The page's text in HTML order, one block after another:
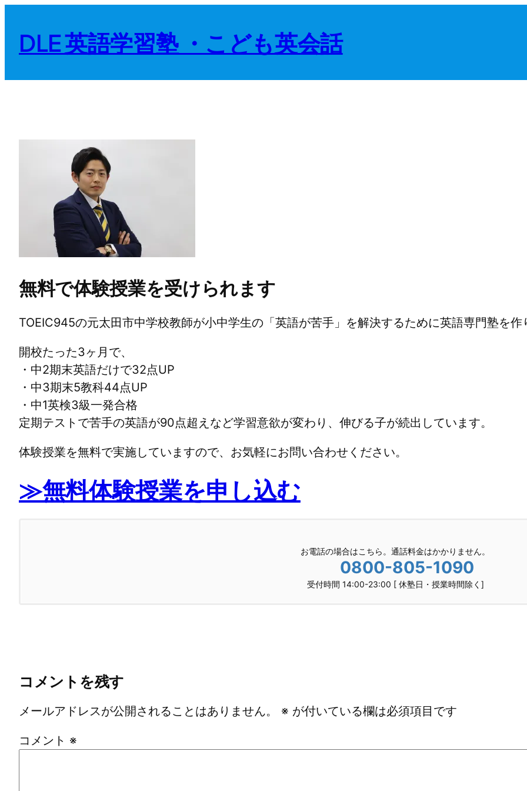
キ
DLE 英語学習塾 ・こども英会話
無料で体験授業を受けられます
TOEIC945の元太田市中学校教師が小中学生の「英語が苦手」を解決するために英語専門塾を作
開校たった3ヶ月で、
・中2期末英語だけで32点UP
・中3期末5教科44点UP
・中1英検3級一発合格
定期テストで苦手の英語が90点超えなど学習意欲が変わり、伸びる子が続出しています。
体験授業を無料で実施していますので、お気軽にお問い合わせください。
≫無料体験授業を申し込む
お電話の場合はこちら。通話料金はかかりません。
0800-805-1090
受付時間 14:00-23:00 [ 休塾日・授業時間除く]
コメントを残す
メールアドレスが公開されることはありません。 ※ が付いている欄は必須項目です
コメント ※